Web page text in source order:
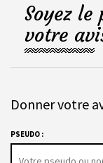
Soyez
votre
Donner votre
PSEUDO :